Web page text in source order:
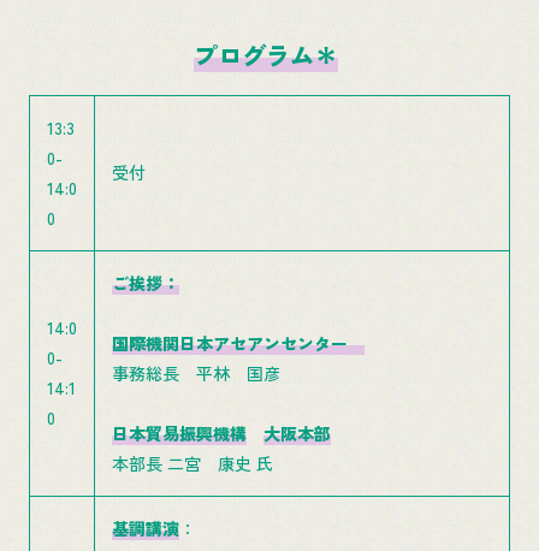
プログラム＊
13:3
0-
14:0
0
受付
14:0
0-
14:1
0
ご挨拶：
国際機関日本アセアンセンター
事務総長 平林 国彦
日本貿易振興機構
大阪本部
本部長 二宮 康史 氏
基調講演 ：